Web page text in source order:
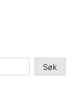
Søk